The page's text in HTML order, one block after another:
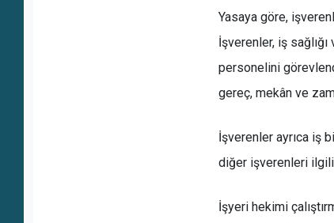
Yasaya göre,
İşverenler, iş
personelini
gereç, mekân ve
İşverenler ayrıca iş
diğer işverenleri
İşyeri hekimi